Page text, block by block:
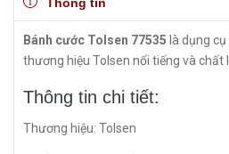
Bánh cước Tolsen 77535 là dụng
thương hiệu Tolsen nổi tiếng và chất
Thông tin chi tiết:
Thương hiệu: Tolsen